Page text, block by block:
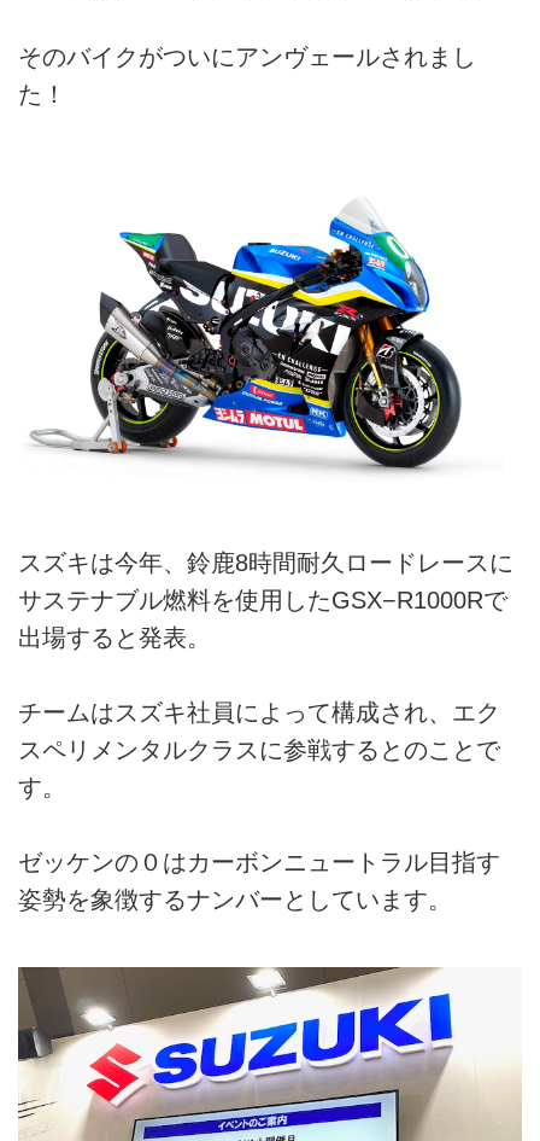
そのバイクがついにアンヴェールされまし
た！
スズキは今年、鈴鹿8時間耐久ロードレースに
サステナブル燃料を使用したGSX−R1000Rで
出場すると発表。
チームはスズキ社員によって構成され、エク
スペリメンタルクラスに参戦するとのことで
す。
ゼッケンの０はカーボンニュートラル目指す
姿勢を象徴するナンバーとしています。